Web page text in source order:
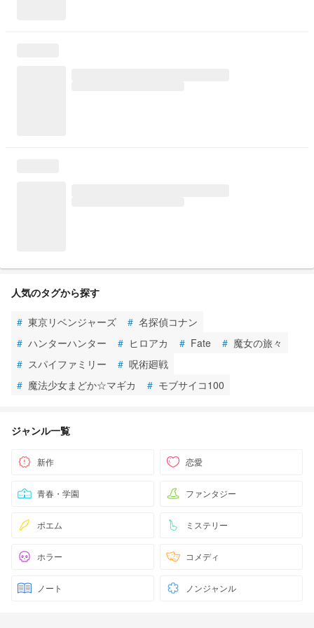
人気のタグから探す
# 東京リベンジャーズ # 名探偵コナン
# ハンターハンター # ヒロアカ # Fate # 魔女の旅々
# スパイファミリー # 呪術廻戦
# 魔法少女まどか☆マギカ # モブサイコ100
ジャンル一覧
新作 恋愛
青春・学園 ファンタジー
ポエム ミステリー
ホラー コメディ
ノート ノンジャンル